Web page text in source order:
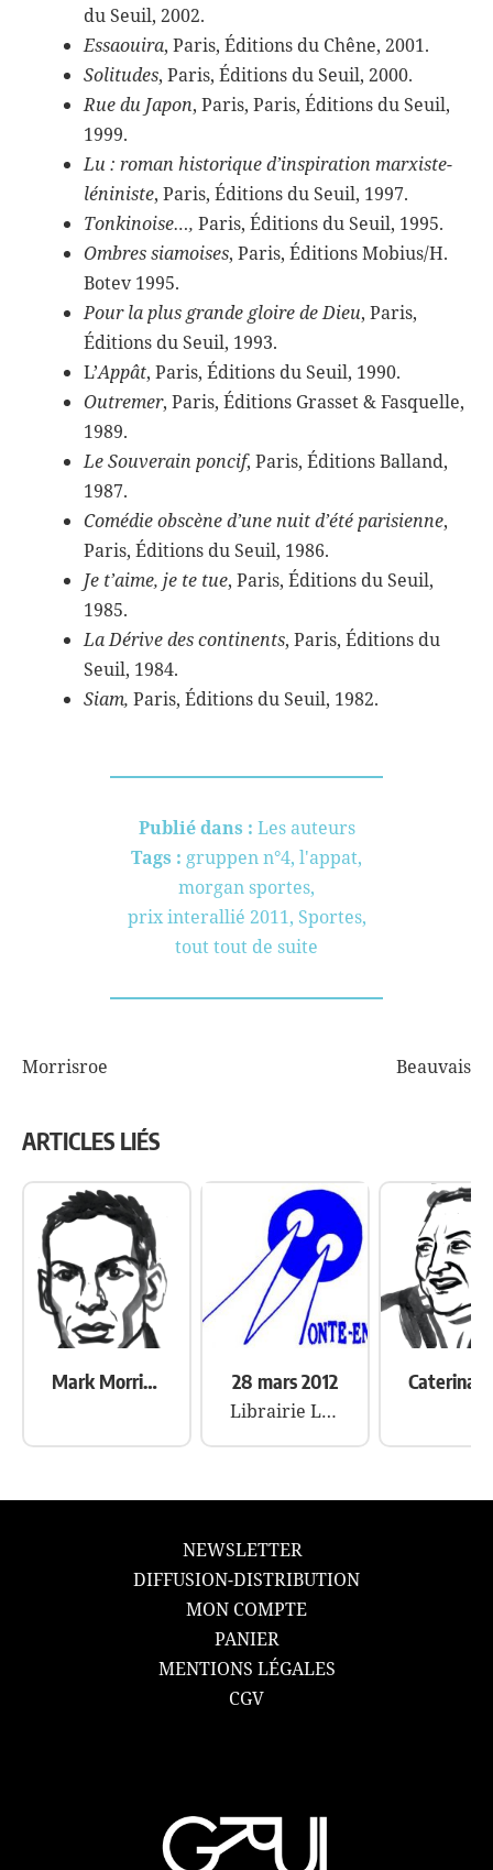
du Seuil, 2002.
Essaouira, Paris, Éditions du Chêne, 2001.
Solitudes, Paris, Éditions du Seuil, 2000.
Rue du Japon, Paris, Paris, Éditions du Seuil,
1999.
Lu : roman historique d’inspiration marxiste-
léniniste, Paris, Éditions du Seuil, 1997.
Tonkinoise…, Paris, Éditions du Seuil, 1995.
Ombres siamoises, Paris, Éditions Mobius/H.
Botev 1995.
Pour la plus grande gloire de Dieu, Paris,
Éditions du Seuil, 1993.
L’Appât, Paris, Éditions du Seuil, 1990.
Outremer, Paris, Éditions Grasset & Fasquelle,
1989.
Le Souverain poncif, Paris, Éditions Balland,
1987.
Comédie obscène d’une nuit d’été parisienne,
Paris, Éditions du Seuil, 1986.
Je t’aime, je te tue, Paris, Éditions du Seuil,
1985.
La Dérive des continents, Paris, Éditions du
Seuil, 1984.
Siam, Paris, Éditions du Seuil, 1982.
Publié dans : Les auteurs
Tags : gruppen n°4, l'appat,
morgan sportes,
prix interallié 2011, Sportes,
tout tout de suite
NAVIGATION
L’ARTICLE
Morrisroe Beauvais
ARTICLES LIÉS
Mark Morrisroe 28 mars 2012
Librairie Le Monte en l'Air, Paris
NEWSLETTER
DIFFUSION-DISTRIBUTION
MON COMPTE
PANIER
MENTIONS LÉGALES
CGV